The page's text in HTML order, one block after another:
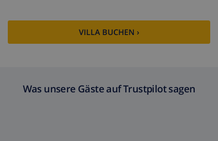
VILLA BUCHEN ›
Was unsere Gäste auf Trustpilot sagen